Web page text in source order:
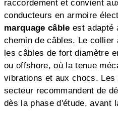
raccordement et convient
conducteurs en armoire
marquage câble est adapté
chemin de câbles. Le
les câbles de fort diamètre
ou offshore, où la tenue
vibrations et aux chocs. Les
secteur recommandent de
dès la phase d'étude, avant